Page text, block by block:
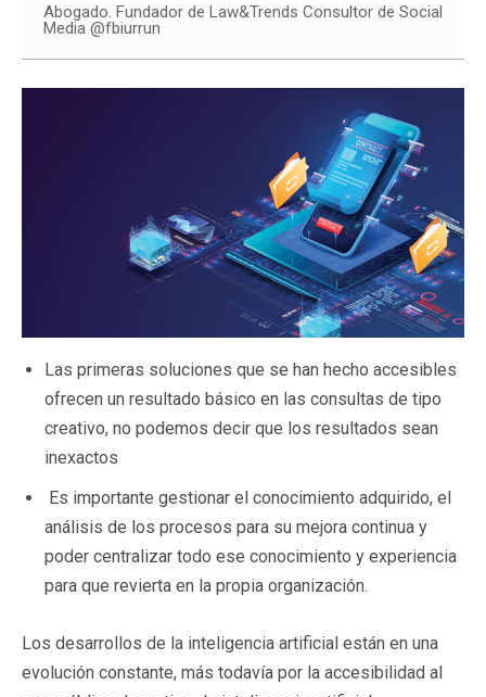
Abogado. Fundador de Law&Trends Consultor de Social
Media @fbiurrun
Las primeras soluciones que se han hecho accesibles
ofrecen un resultado básico en las consultas de tipo
creativo, no podemos decir que los resultados sean
inexactos
Es importante gestionar el conocimiento adquirido, el
análisis de los procesos para su mejora continua y
poder centralizar todo ese conocimiento y experiencia
para que revierta en la propia organización.
Los desarrollos de la inteligencia artificial están en una
evolución constante, más todavía por la accesibilidad al